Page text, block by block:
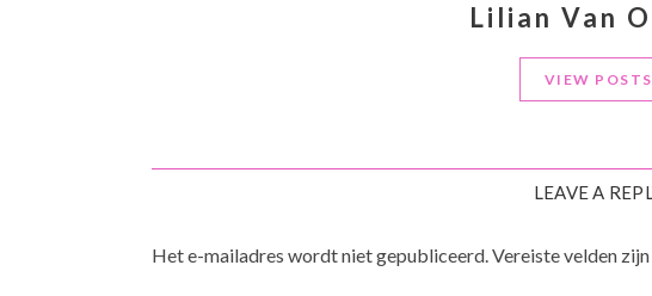
Lilian Van
VIEW POSTS
LEAVE A
Het e-mailadres wordt niet gepubliceerd.Vereiste velden